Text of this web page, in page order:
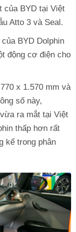
của BYD tại Việt
Atto 3 và Seal.
BYD Dolphin
động cơ điện cho
x 1.570 mm và
số này,
ra mắt tại Việt
thấp hơn rất
kể trong phân